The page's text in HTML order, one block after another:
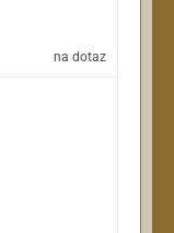
na dotaz